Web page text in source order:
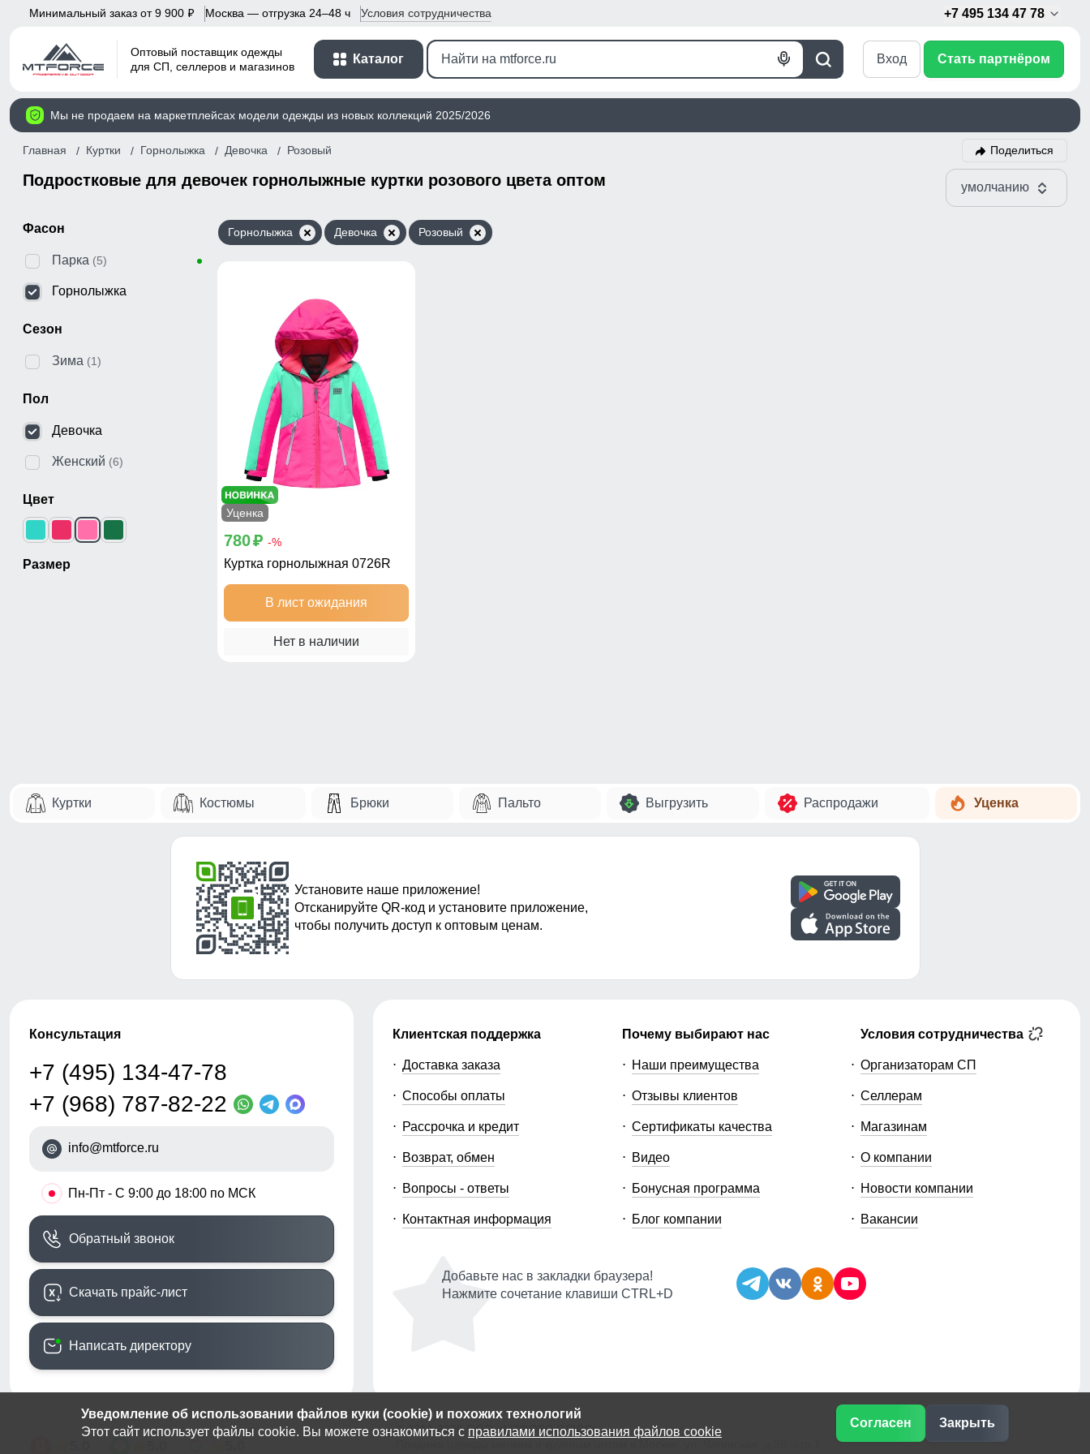
Уведомление об использовании файлов куки (cookie) и похожих технологий
Этот сайт использует файлы cookie. Вы можете ознакомиться с правилами использования файлов cookie
Согласен Закрыть
Минимальный заказ от 9 900 p Москва — отгрузка 24–48 ч Условия сотрудничества +7 495 134 47 78
Оптовый поставщик одежды
для СП, селлеров и магазинов
Каталог
Поиск
Голосовой
Вход Стать партнёром
Мы не продаем на маркетплейсах модели одежды из новых коллекций 2025/2026
Главная Куртки Горнолыжка Девочка Розовый Поделиться
Подростковые для девочек горнолыжные куртки розового цвета оптом умолчанию
Фасон
Парка (5)
Горнолыжка
Сезон
Зима (1)
Пол
Девочка
Женский (6)
Цвет
Размер
Горнолыжка Девочка Розовый
Уценка
780p -%
Куртка горнолыжная 0726R
В лист ожидания
Нет в наличии
Куртки Костюмы Брюки Пальто Выгрузить Распродажи Уценка
Установите наше приложение!
Отсканируйте QR-код и установите приложение,
чтобы получить доступ к оптовым ценам.
Консультация
+7 (495) 134-47-78
+7 (968) 787-82-22
info@mtforce.ru
• Пн-Пт - С 9:00 до 18:00 по МСК
Обратный звонок
Скачать прайс-лист
Написать директору
Клиентская поддержка
Доставка заказа
Способы оплаты
Рассрочка и кредит
Возврат, обмен
Вопросы - ответы
Контактная информация
Почему выбирают нас
Наши преимущества
Отзывы клиентов
Сертификаты качества
Видео
Бонусная программа
Блог компании
Условия сотрудничества
Организаторам СП
Селлерам
Магазинам
О компании
Новости компании
Вакансии
Добавьте нас в закладки браузера!
Нажмите сочетание клавиши CTRL+D
© 2014-2026 ООО «МТФОРС ПЛЮС»